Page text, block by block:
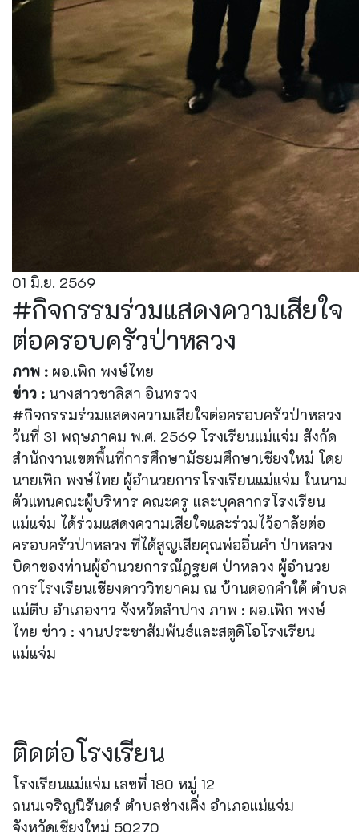
01 มิ.ย. 2569
#กิจกรรมร่วมแสดงความเสียใจ
ต่อครอบครัวป่าหลวง
ภาพ : ผอ.เพิก พงษ์ไทย
ข่าว : นางสาวชาลิสา อินทรวง
#กิจกรรมร่วมแสดงความเสียใจต่อครอบครัวป่าหลวง
วันที่ 31 พฤษภาคม พ.ศ. 2569 โรงเรียนแม่แจ่ม สังกัด
สำนักงานเขตพื้นที่การศึกษามัธยมศึกษาเชียงใหม่ โดย
นายเพิก พงษ์ไทย ผู้อำนวยการโรงเรียนแม่แจ่ม ในนาม
ตัวแทนคณะผู้บริหาร คณะครู และบุคลากรโรงเรียน
แม่แจ่ม ได้ร่วมแสดงความเสียใจและร่วมไว้อาลัยต่อ
ครอบครัวป่าหลวง ที่ได้สูญเสียคุณพ่ออิ่นคำ ป่าหลวง
บิดาของท่านผู้อำนวยการณัฎฐยศ ป่าหลวง ผู้อำนวย
การโรงเรียนเชียงดาววิทยาคม ณ บ้านดอกคำใต้ ตำบล
แม่ตีบ อำเภองาว จังหวัดลำปาง ภาพ : ผอ.เพิก พงษ์
ไทย ข่าว : งานประชาสัมพันธ์และสตูดิโอโรงเรียน
แม่แจ่ม
ติดต่อโรงเรียน
โรงเรียนแม่แจ่ม เลขที่ 180 หมู่ 12
ถนนเจริญนิรันดร์ ตำบลช่างเคิ่ง อำเภอแม่แจ่ม
จังหวัดเชียงใหม่ 50270